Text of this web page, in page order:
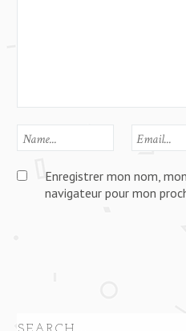
Enregistrer mon nom,
navigateur pour mon